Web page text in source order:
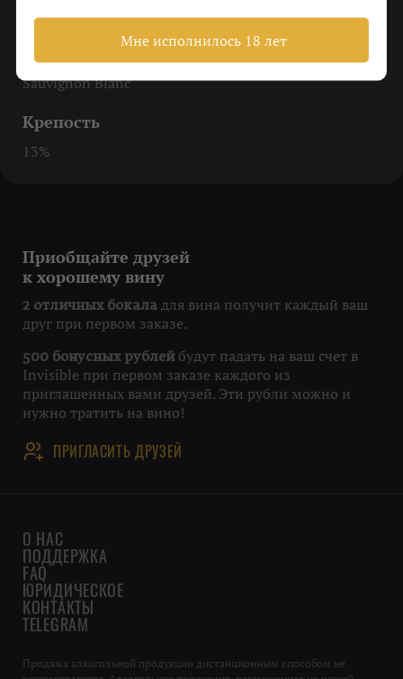
Морепродукты, салаты и особенно козий сыр
Sauvignon Blanc
Крепость
13%
Приобщайте друзей
к хорошему вину
2 отличных бокала для вина получит каждый ваш
друг при первом заказе.
500 бонусных рублей будут падать на ваш счет в
Invisible при первом заказе каждого из
приглашенных вами друзей. Эти рубли можно и
нужно тратить на вино!
ПРИГЛАСИТЬ ДРУЗЕЙ
О НАС
ПОДДЕРЖКА
FAQ
ЮРИДИЧЕСКОЕ
КОНТАКТЫ
TELEGRAM
Продажа алкогольной продукции дистанционным способом не
Мне исполнилось 18 лет